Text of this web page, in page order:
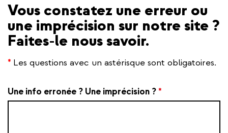
Vous constatez une erreur ou
une imprécision sur notre site ?
Faites-le nous savoir.
* Les questions avec un astérisque sont obligatoires.
Une info erronée ? Une imprécision ? *